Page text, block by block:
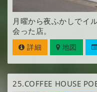
月曜から夜ふかしでイ
会った店。
詳細 地図
25.COFFEE HOUSE